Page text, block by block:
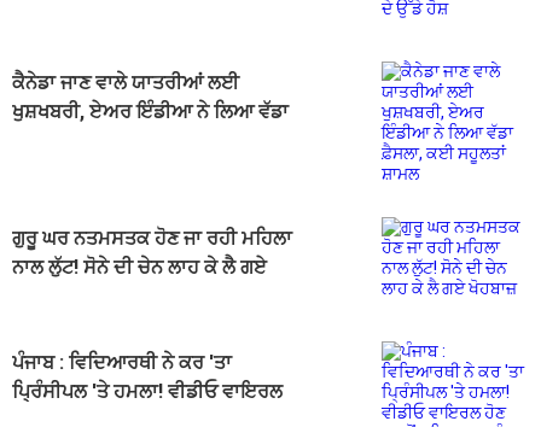
ਕੈਨੇਡਾ ਜਾਣ ਵਾਲੇ ਯਾਤਰੀਆਂ ਲਈ
ਖੁਸ਼ਖਬਰੀ, ਏਅਰ ਇੰਡੀਆ ਨੇ ਲਿਆ ਵੱਡਾ
ਗੁਰੂ ਘਰ ਨਤਮਸਤਕ ਹੋਣ ਜਾ ਰਹੀ ਮਹਿਲਾ
ਨਾਲ ਲੁੱਟ! ਸੋਨੇ ਦੀ ਚੇਨ ਲਾਹ ਕੇ ਲੈ ਗਏ
ਪੰਜਾਬ : ਵਿਦਿਆਰਥੀ ਨੇ ਕਰ 'ਤਾ
ਪ੍ਰਿੰਸੀਪਲ 'ਤੇ ਹਮਲਾ! ਵੀਡੀਓ ਵਾਇਰਲ